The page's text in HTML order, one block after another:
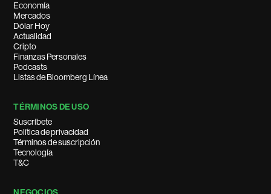
Economía
Mercados
Dólar Hoy
Actualidad
Cripto
Finanzas Personales
Podcasts
Listas de Bloomberg Línea
TÉRMINOS DE USO
Suscríbete
Política de privacidad
Términos de suscripción
Tecnología
T&C